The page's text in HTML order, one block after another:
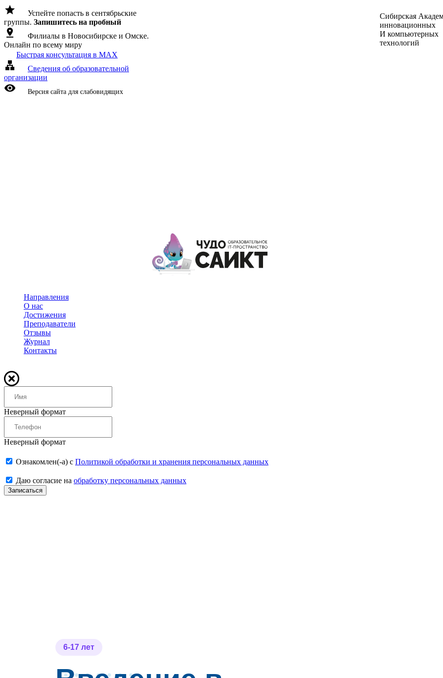
grade
Успейте попасть в сентябрьские
группы. Запишитесь на пробный
pin_drop
Филиалы в Новосибирске и Омске.
Онлайн по всему миру
Быстрая консультация в MAX
lan
Сведения об образовательной
организации
visibility Версия сайта для слабовидящих
Сибирская
инновационных
И компьютерных
технологий
Направления
О нас
Достижения
Преподаватели
Отзывы
Журнал
Контакты
Неверный формат
Неверный формат
Ознакомлен(-а) с Политикой обработки и хранения персональных данных
Даю согласие на обработку персональных данных
Записаться
6-17 лет